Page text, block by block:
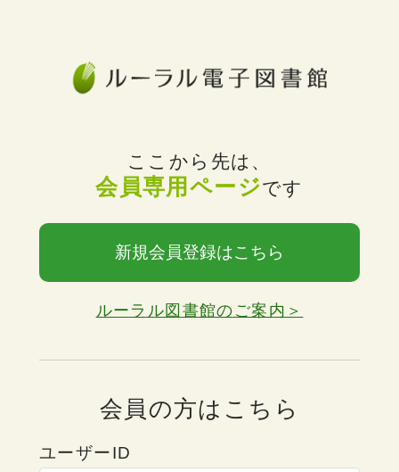
ここから先は、
会員専用ページです
新規会員登録はこちら
ルーラル図書館のご案内＞
会員の方はこちら
ユーザーID